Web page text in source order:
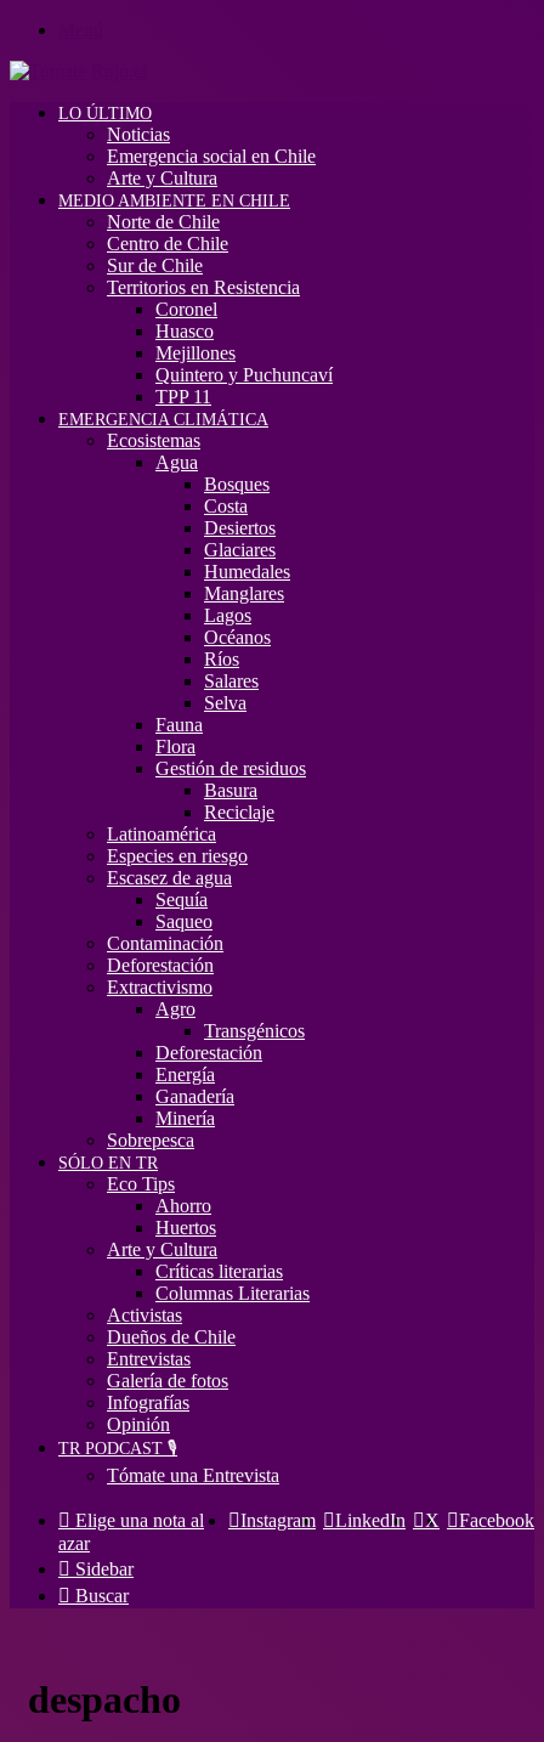
LO ÚLTIMO
Noticias
Emergencia social en Chile
Arte y Cultura
MEDIO AMBIENTE EN CHILE
Norte de Chile
Centro de Chile
Sur de Chile
Territorios en Resistencia
Coronel
Huasco
Mejillones
Quintero y Puchuncaví
TPP 11
EMERGENCIA CLIMÁTICA
Ecosistemas
Agua
Bosques
Costa
Desiertos
Glaciares
Humedales
Manglares
Lagos
Océanos
Ríos
Salares
Selva
Fauna
Flora
Gestión de residuos
Basura
Reciclaje
Latinoamérica
Especies en riesgo
Escasez de agua
Sequía
Saqueo
Contaminación
Deforestación
Extractivismo
Agro
Transgénicos
Deforestación
Energía
Ganadería
Minería
Sobrepesca
SÓLO EN TR
Eco Tips
Ahorro
Huertos
Arte y Cultura
Críticas literarias
Columnas Literarias
Activistas
Dueños de Chile
Entrevistas
Galería de fotos
Infografías
Opinión
TR PODCAST 🎙️
Tómate una Entrevista
Facebook
X
LinkedIn
Instagram
Elige una nota al
azar
Sidebar
Buscar
despacho